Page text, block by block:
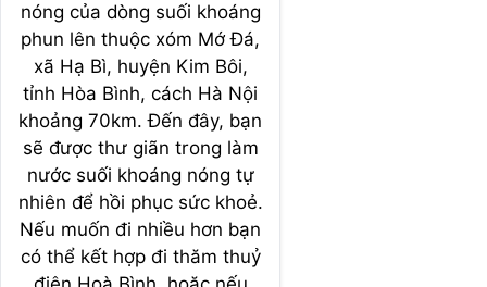
nóng của dòng suối khoáng
phun lên thuộc xóm Mớ Đá,
xã Hạ Bì, huyện Kim Bôi,
tỉnh Hòa Bình, cách Hà Nội
khoảng 70km. Đến đây, bạn
sẽ được thư giãn trong làm
nước suối khoáng nóng tự
nhiên để hồi phục sức khoẻ.
Nếu muốn đi nhiều hơn bạn
có thể kết hợp đi thăm thuỷ